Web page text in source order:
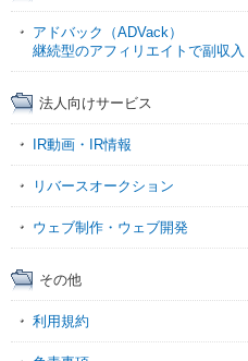
アドバック（ADVack）
継続型のアフィリエイトで副収入
法人向けサービス
IR動画・IR情報
リバースオークション
ウェブ制作・ウェブ開発
その他
利用規約